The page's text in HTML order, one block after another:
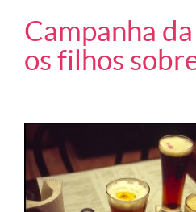
Campanha da
os filhos